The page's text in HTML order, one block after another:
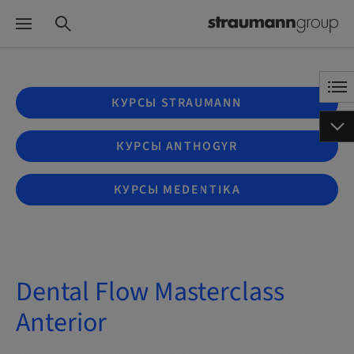
КУРСЫ STRAUMANN
КУРСЫ ANTHOGYR
КУРСЫ MEDENTIKA
Dental Flow Masterclass
Anterior